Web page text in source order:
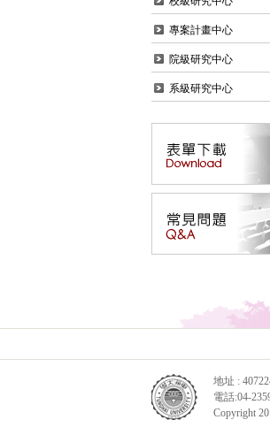
專案計畫中心
院級研究中心
系級研究中心
地址 :
電話:04-
Copyright